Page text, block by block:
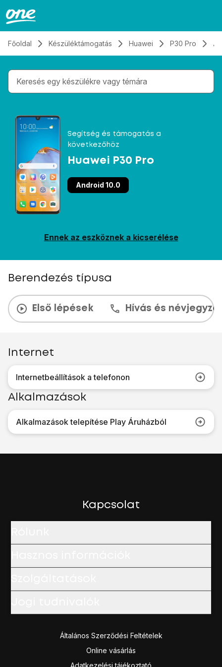
Főoldal Készüléktámogatás Huawei P30 Pro
Gépelés közben megjelennek a keresési
Segítség és támogatás a
következőhöz
Huawei P30 Pro
Android 10.0
Ennek az eszköznek a kicserélése
Berendezés típusa
Első lépések Hívás és
Internet
Internetbeállítások a telefonon
Alkalmazások
Alkalmazások telepítése Play Áruházból
Kapcsolat
Általános Szerződési Feltételek
Online vásárlás
Adatkezelési tájékoztató